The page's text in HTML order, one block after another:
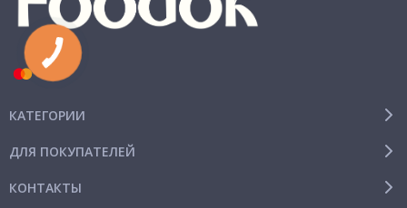
КАТЕГОРИИ
ДЛЯ ПОКУПАТЕЛЕЙ
КОНТАКТЫ